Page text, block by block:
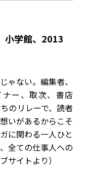
小学館、2013
ゃない。編集者、
ー、取次、書店
のリレーで、読者
いがあるからこそ
に関わる一人ひと
全ての仕事人への
サイトより）